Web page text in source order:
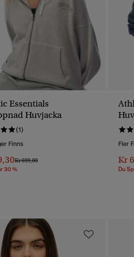
Essentials
Huvjacka
(1)
Finns
Pris Reducerat Från
Kr 699,00Till
30 %
Fler
Kr
Du